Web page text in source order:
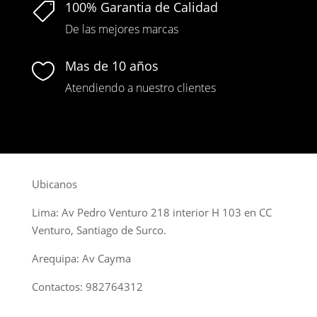
 100% Garantia de Calidad
De las mejores marcas
 Mas de 10 años
Atendiendo a nuestro clientes
Ubicanos
Lima: Av Pedro Venturo 218 interior H 103 en CC
Venturo, Santiago de Surco.
Arequipa: Av Cayma
Contactos: 982764312